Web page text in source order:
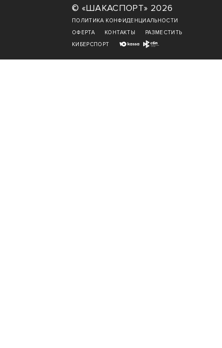
© «ШАКАСПОРТ» 2026
ПОЛИТИКА КОНФИДЕНЦИАЛЬНОСТИ
ОФЕРТА
КОНТАКТЫ
РАЗМЕСТИТЬ
КИБЕРСПОРТ